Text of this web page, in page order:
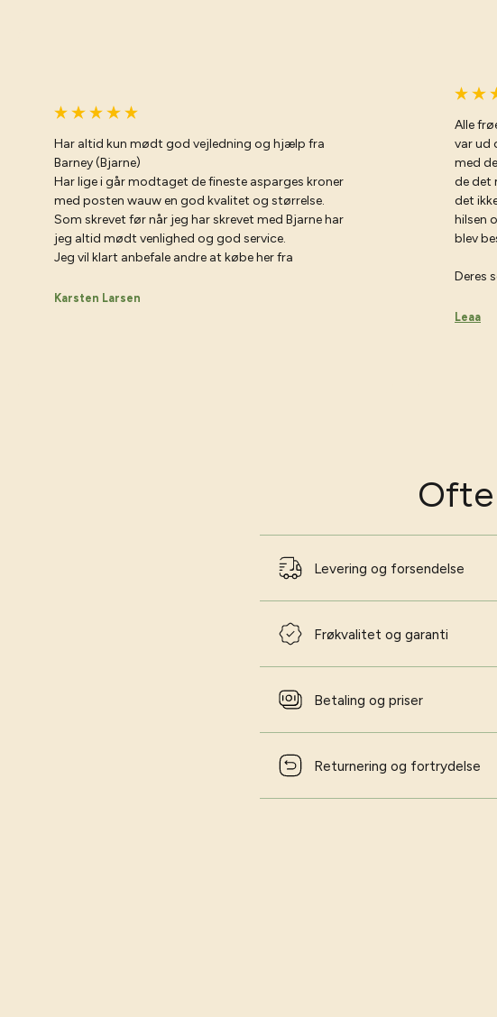
Har altid kun mødt god vejledning og hjælp fra
Barney (Bjarne)
Har lige i går modtaget de fineste asparges kroner
med posten wauw en god kvalitet og størrelse.
Som skrevet før når jeg har skrevet med Bjarne har
jeg altid mødt venlighed og god service.
Jeg vil klart anbefale andre at købe her fra
Karsten Larsen
Alle
var ud
med
de det
det
hilsen
blev
Deres
Leaa
Levering og forsendelse
Frøkvalitet og garanti
Betaling og priser
Returnering og fortrydelse
Vil
Vær på
Skriv dig